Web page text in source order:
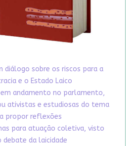
diálogo sobre os riscos para a
e o Estado Laico
andamento no parlamento,
ativistas e estudiosas do tema
propor reflexões
para atuação coletiva, visto
debate da laicidade